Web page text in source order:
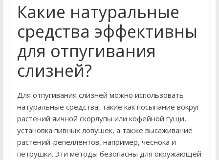
Какие натуральные
средства эффективны
для отпугивания
слизней?
Для отпугивания слизней можно использовать
натуральные средства, такие как посыпание вокруг
растений яичной скорлупы или кофейной гущи,
установка пивных ловушек, а также высаживание
растений-репеллентов, например, чеснока и
петрушки. Эти методы безопасны для окружающей